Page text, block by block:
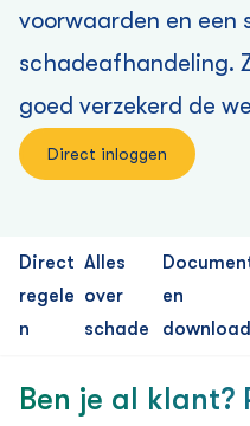
voorwaarden en een
schadeafhandeling.
goed verzekerd de
Direct inloggen
Direct
regele
n
Alles
over
schade
en
Ben je al klant?